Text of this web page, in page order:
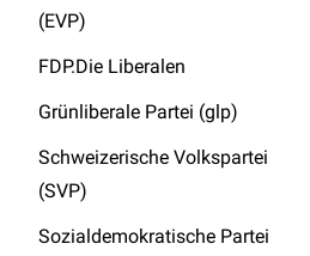
(EVP)
FDP.Die Liberalen
Grünliberale Partei (glp)
Schweizerische Volkspartei
(SVP)
Sozialdemokratische Partei